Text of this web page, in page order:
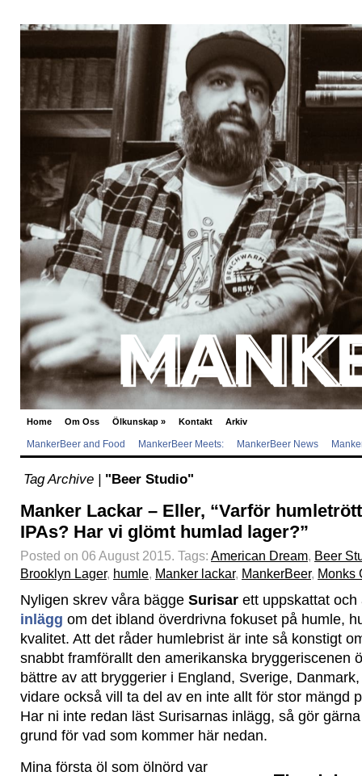
Home Om Oss Ölkunskap » Kontakt Arkiv
MankerBeer and Food MankerBeer Meets: MankerBeer News
Tag Archive | "Beer Studio"
Manker Lackar – Eller, “Varför
IPAs? Har vi glömt humlad lager?”
Posted on 06 August 2015. Tags: American Dream, Beer
Brooklyn Lager, humle, Manker lackar, MankerBeer, Monks
Nyligen skrev våra bägge Surisar ett uppskattat
inlägg om det ibland överdrivna fokuset på humle,
kvalitet. Att det råder humlebrist är inte så konstigt
snabbt framförallt den amerikanska bryggeriscenen
bättre av att bryggerier i England, Sverige,
vidare också vill ta del av en inte allt för stor mängd
Har ni inte redan läst Surisarnas inlägg, så gör
grund för vad som kommer här nedan.
Mina första öl som ölnörd var